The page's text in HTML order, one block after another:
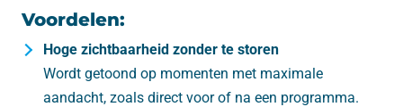
Voordelen:
Hoge zichtbaarheid zonder te storen
Wordt getoond op momenten met maximale
aandacht, zoals direct voor of na een programma.